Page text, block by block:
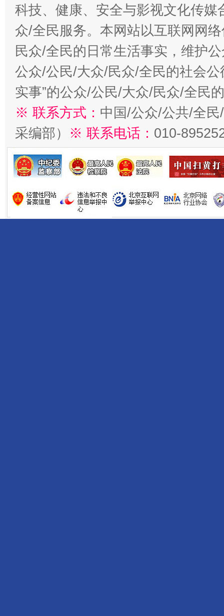
科技、健康、安全与影视文化传
众/全民服务。本网站以互联网网
民众/全民的日常生活事实，维护
公众/公民/大众/民众/全民的社会公
实事”的公众/公民/大众/民众/全民
※ 联系方式： 中国/公众/公共/全
采编部） ※ 联系电话： 010-